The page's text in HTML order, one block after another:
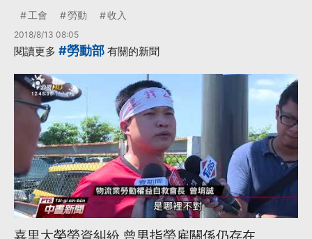
工會 勞動 收入
2018/8/13 08:05
閱讀更多 #勞動部 有關的新聞